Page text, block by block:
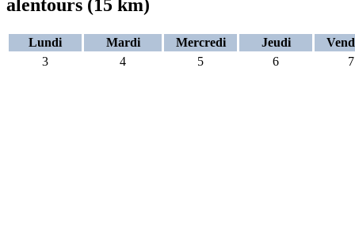
alentours (15 km)
Lundi Mardi Mercredi Jeudi
3
4 5 6 7